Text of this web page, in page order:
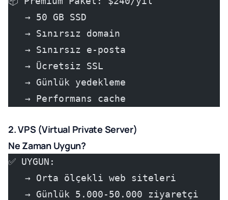
   → 50 GB SSD
   → Sınırsız domain
   → Sınırsız e-posta
   → Ücretsiz SSL
   → Günlük yedekleme
   → Performans cache
2. VPS (Virtual Private Server)
Ne Zaman Uygun?
✅ UYGUN:
   → Orta ölçekli web siteleri
   → Günlük 5.000-50.000 ziyaretçi